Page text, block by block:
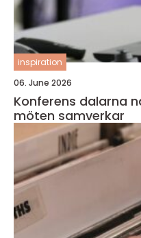
inspiration
06. June 2026
Konferens dalarna när natur, kultur och
möten samverkar